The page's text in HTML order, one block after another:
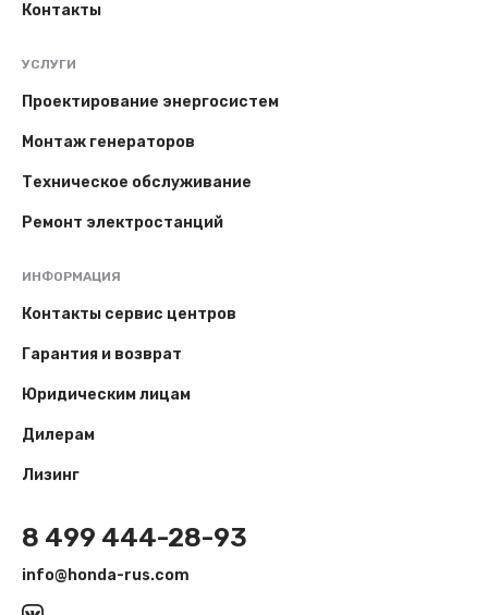
Контакты
УСЛУГИ
Проектирование энергосистем
Монтаж генераторов
Техническое обслуживание
Ремонт электростанций
ИНФОРМАЦИЯ
Контакты сервис центров
Гарантия и возврат
Юридическим лицам
Дилерам
Лизинг
8 499 444-28-93
info@honda-rus.com